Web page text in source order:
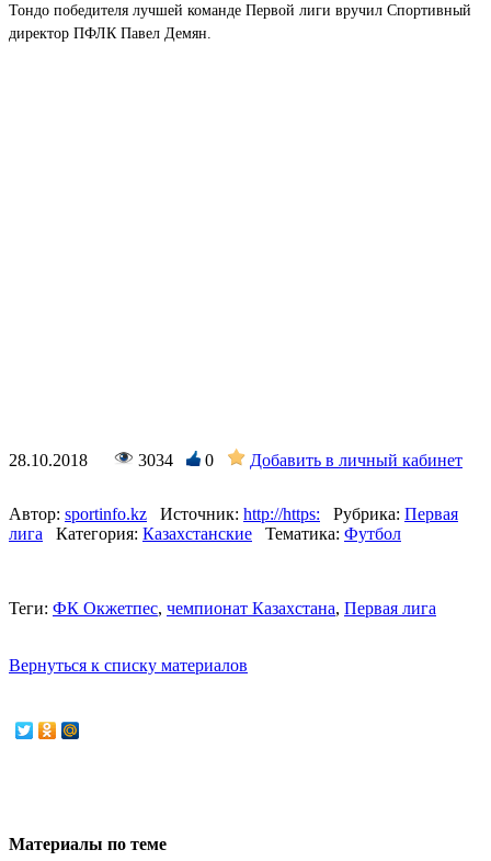
Тондо победителя лучшей команде Первой лиги вручил Спортивный
директор ПФЛК Павел Демян.
28.10.2018 3034 0 Добавить в личный кабинет
Автор: sportinfo.kz Источник: http://https: Рубрика: Первая
лига
Категория: Казахстанские Тематика: Футбол
Теги: ФК Окжетпес, чемпионат Казахстана, Первая лига
Вернуться к списку материалов
Материалы по теме